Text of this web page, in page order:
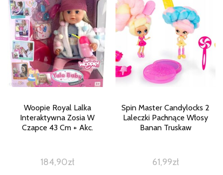
Woopie Royal Lalka
Interaktywna Zosia W
Czapce 43 Cm + Akc.
184,90zł
Spin Master Candylocks 2
Laleczki Pachnące Włosy
Banan Truskaw
61,99zł